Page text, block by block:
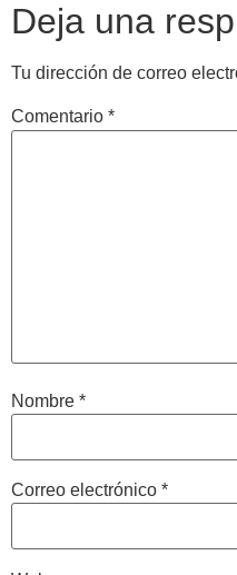
Deja una
Tu dirección de correo
Comentario *
Nombre *
Correo electrónico *